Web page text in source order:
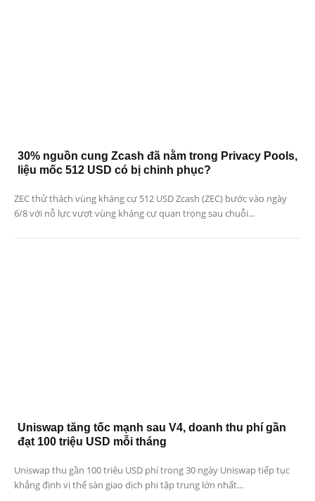
30% nguồn cung Zcash đã nằm trong Privacy Pools,
liệu mốc 512 USD có bị chinh phục?
ZEC thử thách vùng kháng cự 512 USD Zcash (ZEC) bước vào ngày
6/8 với nỗ lực vượt vùng kháng cự quan trọng sau chuỗi...
Uniswap tăng tốc mạnh sau V4, doanh thu phí gần
đạt 100 triệu USD mỗi tháng
Uniswap thu gần 100 triệu USD phí trong 30 ngày Uniswap tiếp tục
khẳng định vị thế sàn giao dịch phi tập trung lớn nhất...